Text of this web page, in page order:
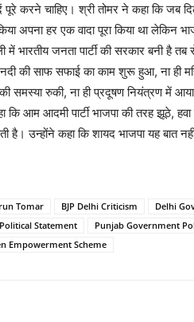
पूरे करने चाहिए। श्री तोमर ने कहा कि जब
अपना हर एक वादा पूरा किया था
में भारतीय जनता पार्टी की सरकार बनी
नदी की साफ सफाई का काम शुरू हुआ, ना ही
समस्या रुकी, ना ही प्रदूषण नियंत्रण में
आम आदमी पार्टी भाजपा की तरह झूठे, हवा
उन्होंने कहा कि शायद भाजपा यह बात
Tomar BJP Delhi Criticism Delhi
Political Statement Punjab Government
Empowerment Scheme